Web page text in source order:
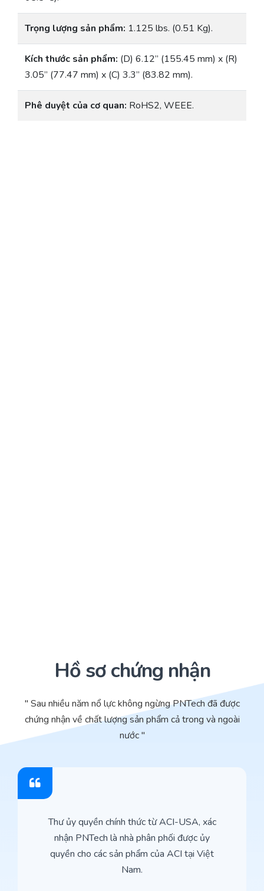
Trọng lượng sản phẩm: 1.125 lbs. (0.51 Kg).
Kích thước sản phẩm: (D) 6.12” (155.45 mm) x (R)
3.05” (77.47 mm) x (C) 3.3” (83.82 mm).
Phê duyệt của cơ quan: RoHS2, WEEE.
Hồ sơ chứng nhận
" Sau nhiều năm nổ lực không ngừng PNTech đã được
chứng nhận về chất lượng sản phẩm cả trong và ngoài
nước "
Thư ủy quyền chính thức từ ACI-USA, xác
nhận PNTech là nhà phân phối được ủy
quyền cho các sản phẩm của ACI tại Việt
Nam.